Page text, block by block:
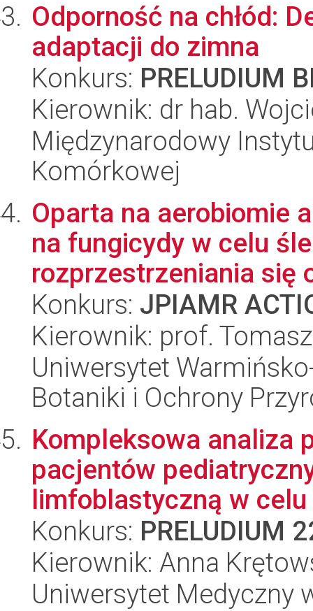
Odporność na chłód:
adaptacji do zimna
Konkurs: PRELUDIUM
Kierownik: dr hab.
Międzynarodowy
Komórkowej
Oparta na aerobiomie
na fungicydy w celu
rozprzestrzeniania się
Konkurs: JPIAMR
Kierownik: prof.
Uniwersytet
Botaniki i Ochrony
Kompleksowa analiza
pacjentów
limfoblastyczną w
Konkurs: PRELUDIUM
Kierownik: Anna
Uniwersytet Medyczny